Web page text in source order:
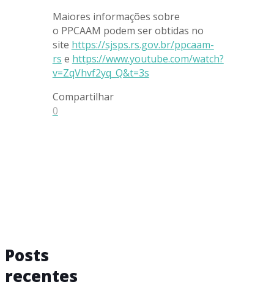
Maiores informações sobre
o PPCAAM podem ser obtidas no
site https://sjsps.rs.gov.br/ppcaam-
rs e https://www.youtube.com/watch?
v=ZqVhvf2yq_Q&t=3s
Compartilhar
0
Posts
recentes